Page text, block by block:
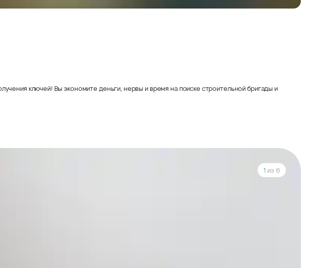
ключей! Вы экономите деньги, нервы и время на поиске строительной бригады и
1 из 6